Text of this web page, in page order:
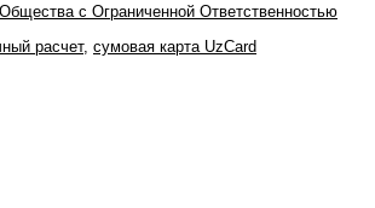
Общества с Ограниченной Ответственностью
расчет, сумовая карта UzCard